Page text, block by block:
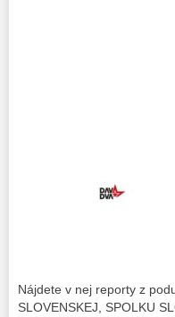
Nájdete v nej reporty z
SLOVENSKEJ, SPOLKU